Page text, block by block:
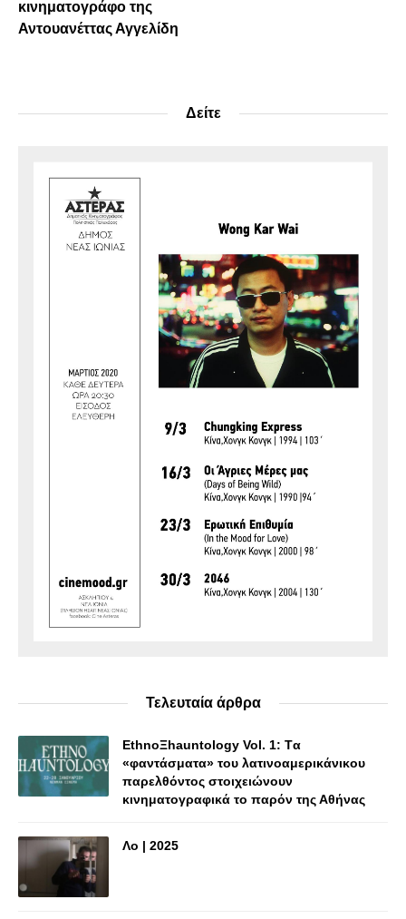
κινηματογράφο της
Αντουανέττας Αγγελίδη
Δείτε
Τελευταία άρθρα
EthnoΞhauntology Vol. 1: Tα
«φαντάσματα» του λατινοαμερικάνικου
παρελθόντος στοιχειώνουν
κινηματογραφικά το παρόν της Αθήνας
Λο | 2025